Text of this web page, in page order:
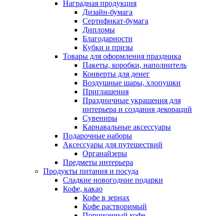
Наградная продукция
Дизайн-бумага
Сертификат-бумага
Дипломы
Благодарности
Кубки и призы
Товары для оформления праздника
Пакеты, коробки, наполнитель
Конверты для денег
Воздушные шары, хлопушки
Приглашения
Праздничные украшения для
интерьера и создания декораций
Сувениры
Карнавальные аксессуары
Подарочные наборы
Аксессуары для путешествий
Органайзеры
Предметы интерьера
Продукты питания и посуда
Сладкие новогодние подарки
Кофе, какао
Кофе в зернах
Кофе растворимый